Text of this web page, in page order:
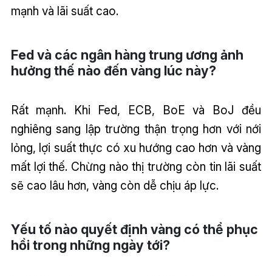
mạnh và lãi suất cao.
Fed và các ngân hàng trung ương ảnh
hưởng thế nào đến vàng lúc này?
Rất mạnh. Khi Fed, ECB, BoE và BoJ đều
nghiêng sang lập trường thận trọng hơn với nới
lỏng, lợi suất thực có xu hướng cao hơn và vàng
mất lợi thế. Chừng nào thị trường còn tin lãi suất
sẽ cao lâu hơn, vàng còn dễ chịu áp lực.
Yếu tố nào quyết định vàng có thể phục
hồi trong những ngày tới?